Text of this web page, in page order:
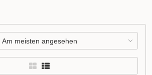
Am meisten angesehen